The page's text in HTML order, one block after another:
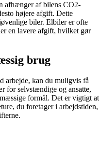
afhænger af bilens CO2-
højere afgift. Dette
biler. Elbiler er ofte
en lavere afgift, hvilket gør
brug
arbejde, kan du muligvis få
for selvstændige og ansatte,
formål. Det er vigtigt at
du foretager i arbejdstiden,